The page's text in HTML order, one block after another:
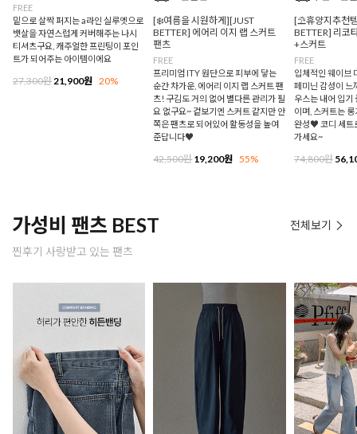
FREE
밑으로 살짝 퍼지는 a라인 실루엣으로
뱃살을 자연스럽게 커버해주는 나시
티셔츠구요, 캐주얼한 프린팅이 포인
트가 되어주는 아이템이에요
27,300원 21,900원 20%
[❄️여름을 시원하게][JUST
BETTER] 에어리 이지 랩 스커트
팬츠
FREE
프리미엄 ITY 원단으로 피부에 닿는
순간 차가운, 에어리 이지 랩 스커트 팬
츠! 구김도 거의 없어 별다른 관리가 필
요 없구요~ 겉보기엔 스커트 같지만 안
쪽은 팬츠로 되어있어 활동성을 높여
준답니다♥
42,500원19,200원 55%
[⛱️휴양지추천
BETTER] 리코
+스커트
FREE
입체적인 웨이브
페미닌 감성이 느
우스는 내어 입기
이며, 스커트는
완성♥ 코디 세트
가세요~
74,800원
가성비 팬츠 BEST
찐후기 사랑받고 있는 팬츠
전체보기